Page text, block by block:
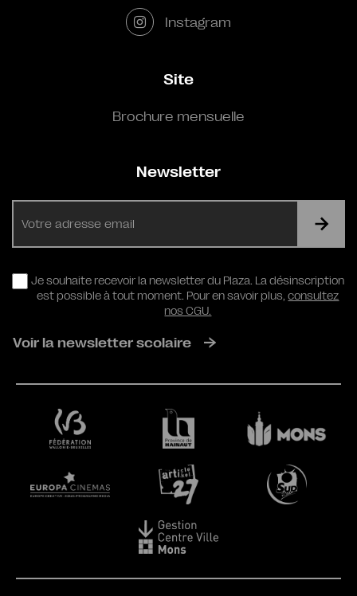
Instagram
Site
Brochure mensuelle
Newsletter
RGPD
Je souhaite recevoir la newsletter du Plaza. La désinscription
est possible à tout moment. Pour en savoir plus,consultez
nos CGU.
Voir la newsletter scolaire